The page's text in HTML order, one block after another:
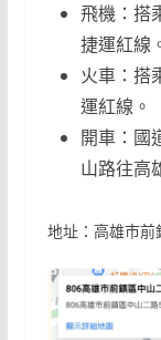
飛機：搭
捷運紅線
火車：搭
運紅線。
開車：國
山路往高
地址：高雄市前